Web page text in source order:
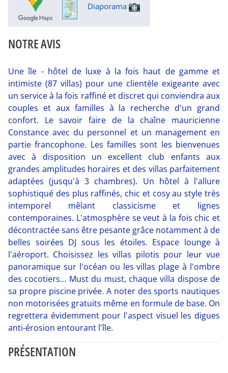
Diaporama
NOTRE AVIS
Une île - hôtel de luxe à la fois haut de gamme et
intimiste (87 villas) pour une clientèle exigeante avec
un service à la fois raffiné et discret qui conviendra aux
couples et aux familles à la recherche d'un grand
confort. Le savoir faire de la chaîne mauricienne
Constance avec du personnel et un management en
partie francophone. Les familles sont les bienvenues
avec à disposition un excellent club enfants aux
grandes amplitudes horaires et des villas parfaitement
adaptées (jusqu'à 3 chambres). Un hôtel à l'allure
sophistiqué des plus raffinés, chic et cosy au style très
intemporel mêlant classicisme et lignes
contemporaines. L'atmosphère se veut à la fois chic et
décontractée sans être pesante grâce notamment à de
belles soirées DJ sous les étoiles. Espace lounge à
l'aéroport. Choisissez les villas pilotis pour leur vue
panoramique sur l'océan ou les villas plage à l'ombre
des cocotiers... Must du must, chaque villa dispose de
sa propre piscine privée. A noter des sports nautiques
non motorisées gratuits même en formule de base. On
regrettera évidemment pour l'aspect visuel les digues
anti-érosion entourant l'île.
PRÉSENTATION